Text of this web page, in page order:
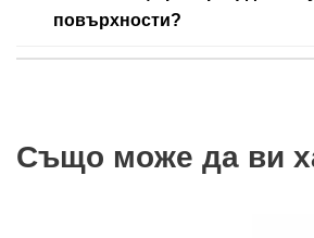
повърхности?
Също може да ви